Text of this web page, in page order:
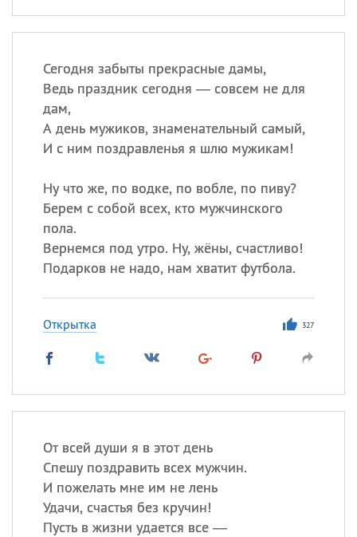
Сегодня забыты прекрасные дамы,
Ведь праздник сегодня — совсем не для
дам,
А день мужиков, знаменательный самый,
И с ним поздравленья я шлю мужикам!
Ну что же, по водке, по вобле, по пиву?
Берем с собой всех, кто мужчинского
пола.
Вернемся под утро. Ну, жёны, счастливо!
Подарков не надо, нам хватит футбола.
Открытка 327
От всей души я в этот день
Спешу поздравить всех мужчин.
И пожелать мне им не лень
Удачи, счастья без кручин!
Пусть в жизни удается все —